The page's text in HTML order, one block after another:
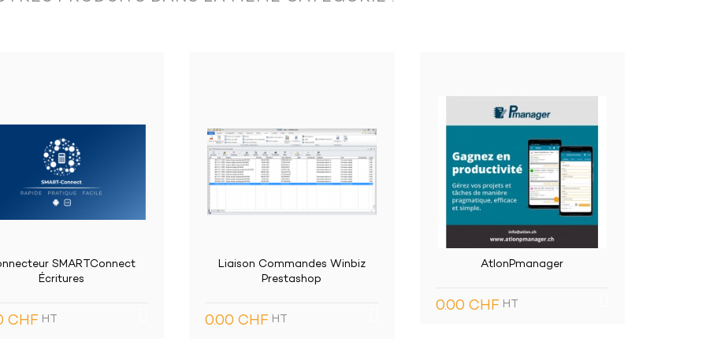
di destinazione.
pagato, situazione ecc.
in un campo specifico.
Commandes Winbiz
Prestashop
CHF HT
AtlonPmanager Connecteur ProPension
0.00 CHF HT